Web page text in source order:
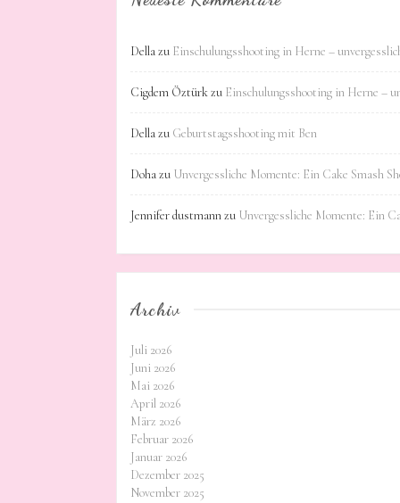
Dellazu Einschulungsshooting in Herne –
Cigdem Öztürkzu Einschulungsshooting in Herne –
Dellazu Geburtstagsshooting mit Ben
Dohazu Unvergessliche Momente: Ein Cake Smash
Jennifer dustmannzu Unvergessliche Momente: Ein
Archiv
Juli 2026
Juni 2026
Mai 2026
April 2026
März 2026
Februar 2026
Januar 2026
Dezember 2025
November 2025